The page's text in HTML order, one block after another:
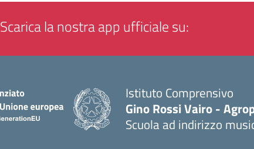
Scarica la nostra app ufficiale su:
Istituto Comprensivo
Gino Rossi Vairo -
Scuola ad indirizzo